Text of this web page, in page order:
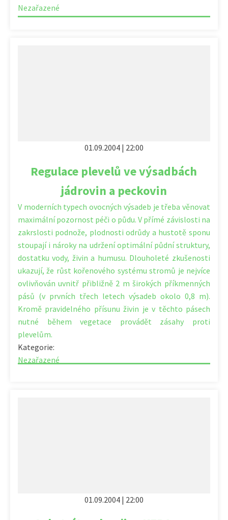
Nezařazené
01.09.2004 | 22:00
Regulace plevelů ve výsadbách
jádrovin a peckovin
V moderních typech ovocných výsadeb je třeba věnovat
maximální pozornost péči o půdu. V přímé závislosti na
zakrslosti podnože, plodnosti odrůdy a hustotě sponu
stoupají i nároky na udržení optimální půdní struktury,
dostatku vody, živin a humusu. Dlouholeté zkušenosti
ukazují, že růst kořenového systému stromů je nejvíce
ovlivňován uvnitř přibližně 2 m širokých příkmenných
pásů (v prvních třech letech výsadeb okolo 0,8 m).
Kromě pravidelného přísunu živin je v těchto pásech
nutné během vegetace provádět zásahy proti
plevelům.
Kategorie:
Nezařazené
01.09.2004 | 22:00